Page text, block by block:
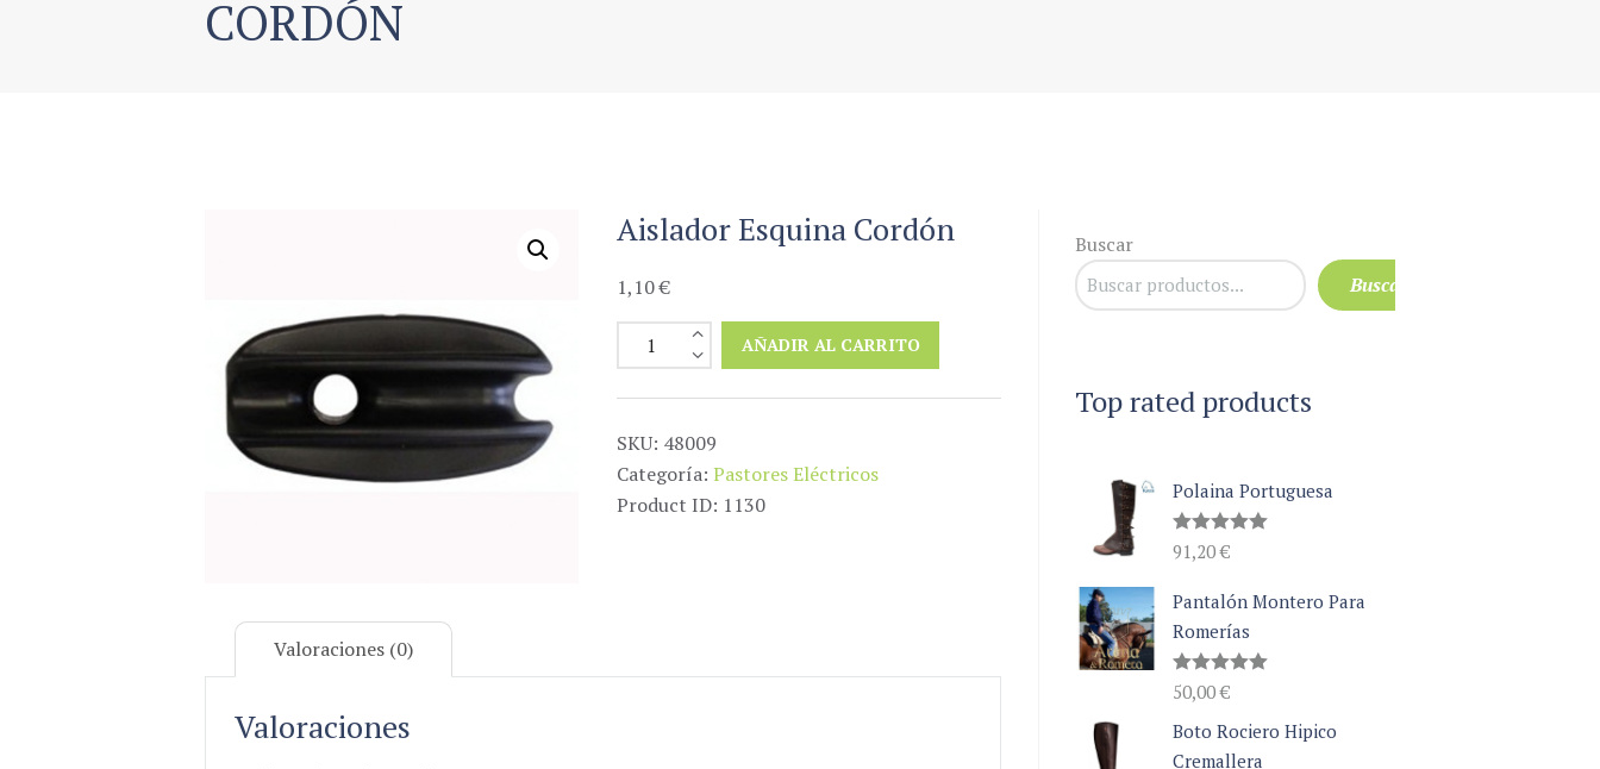
CORDÓN
Aislador Esquina Cordón
1,10€
Aislador
Esquina
Cordón
AÑADIR AL CARRITO
SKU: 48009
Categoría:Pastores Eléctricos
Product ID: 1130
Valoraciones (0)
Valoraciones
Buscar
Buscar
Top rated products
Polaina Portuguesa
Valorado
con5.00
91,20€
Pantalón Montero Para
Romerías
Valorado
con5.00
de 5
50,00€
Boto Rociero Hipico
Cremallera